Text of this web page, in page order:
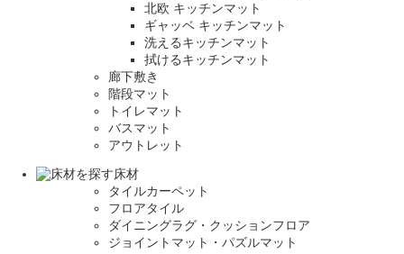
北欧 キッチンマット
ギャッベ キッチンマット
洗えるキッチンマット
拭けるキッチンマット
廊下敷き
階段マット
トイレマット
バスマット
アウトレット
床材
タイルカーペット
フロアタイル
ダイニングラグ・クッションフロア
ジョイントマット・パズルマット